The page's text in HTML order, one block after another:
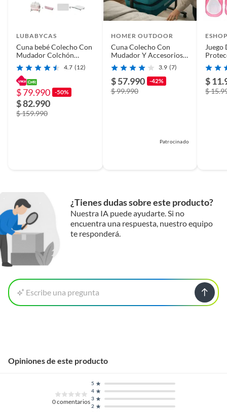
LUBABYCAS
Cuna bebé Colecho Con
Mudador Colchón
Mosquitero Rosada
Lubabycas
4.7 (12)
$ 79.990 -50%
$ 82.990
$ 159.990
HOMER OUTDOOR
Cuna Colecho Con
Mudador Y Accesorios
verde oscuro Homer
3.9 (7)
$ 57.990 -42%
$ 99.990
Patrocinado
Juego
De
$
$
¿Tienes dudas sobre este producto?
Nuestra IA puede ayudarte. Si no
encuentra una respuesta, nuestro equipo
te responderá.
Escribe una pregunta
Opiniones de este producto
0comentarios
2
3
4
5